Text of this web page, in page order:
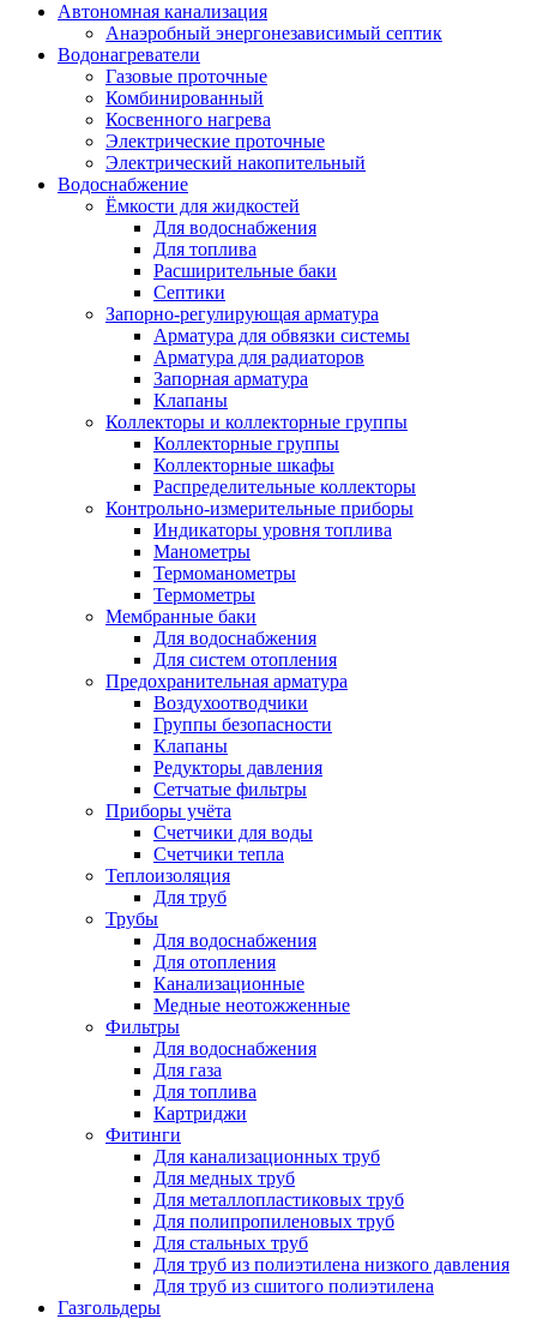
Автономная канализация
Анаэробный энергонезависимый септик
Водонагреватели
Газовые проточные
Комбинированный
Косвенного нагрева
Электрические проточные
Электрический накопительный
Водоснабжение
Ёмкости для жидкостей
Для водоснабжения
Для топлива
Расширительные баки
Септики
Запорно-регулирующая арматура
Арматура для обвязки системы
Арматура для радиаторов
Запорная арматура
Клапаны
Коллекторы и коллекторные группы
Коллекторные группы
Коллекторные шкафы
Распределительные коллекторы
Контрольно-измерительные приборы
Индикаторы уровня топлива
Манометры
Термоманометры
Термометры
Мембранные баки
Для водоснабжения
Для систем отопления
Предохранительная арматура
Воздухоотводчики
Группы безопасности
Клапаны
Редукторы давления
Сетчатые фильтры
Приборы учёта
Счетчики для воды
Счетчики тепла
Теплоизоляция
Для труб
Трубы
Для водоснабжения
Для отопления
Канализационные
Медные неотожженные
Фильтры
Для водоснабжения
Для газа
Для топлива
Картриджи
Фитинги
Для канализационных труб
Для медных труб
Для металлопластиковых труб
Для полипропиленовых труб
Для стальных труб
Для труб из полиэтилена низкого давления
Для труб из сшитого полиэтилена
Газгольдеры